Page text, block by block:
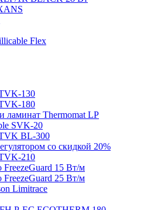
Flex
130
180
ламинат Thermomat LP
SVK-20
BL-300
со скидкой 20%
210
FreezeGuard 15 Вт/м
FreezeGuard 25 Вт/м
Limitrace